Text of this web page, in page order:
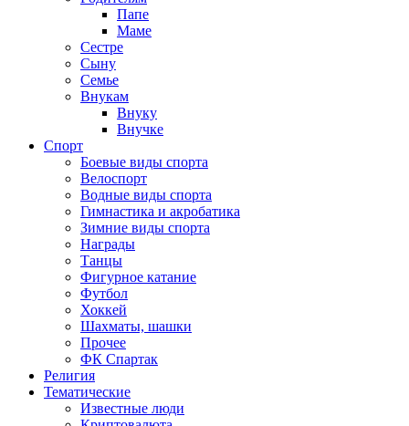
Папе
Маме
Сестре
Сыну
Семье
Внукам
Внуку
Внучке
Спорт
Боевые виды спорта
Велоспорт
Водные виды спорта
Гимнастика и акробатика
Зимние виды спорта
Награды
Танцы
Фигурное катание
Футбол
Хоккей
Шахматы, шашки
Прочее
ФК Спартак
Религия
Тематические
Известные люди